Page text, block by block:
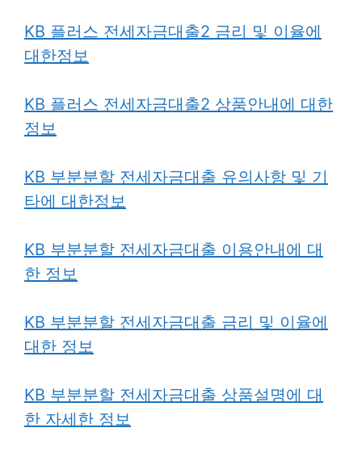
KB 플러스 전세자금대출2 금리 및 이율에
대한정보
KB 플러스 전세자금대출2 상품안내에 대한
정보
KB 부분분할 전세자금대출 유의사항 및 기
타에 대한정보
KB 부분분할 전세자금대출 이용안내에 대
한 정보
KB 부분분할 전세자금대출 금리 및 이율에
대한 정보
KB 부분분할 전세자금대출 상품설명에 대
한 자세한 정보